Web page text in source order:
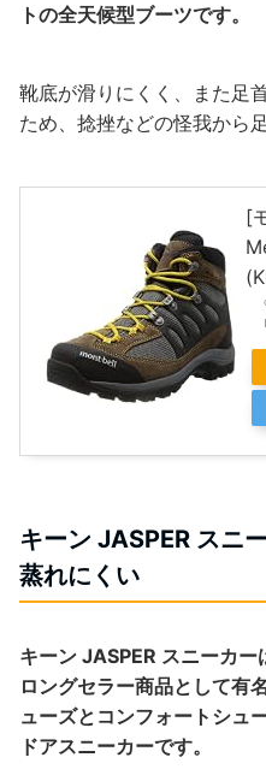
トの全天候型ブーツです。
靴底が滑りにくく、また足
ため、捻挫などの怪我から
[
キーン JASPER スニ
蒸れにくい
キーン JASPER スニーカ
ロングセラー商品として有
ューズとコンフォートシュ
ドアスニーカーです。